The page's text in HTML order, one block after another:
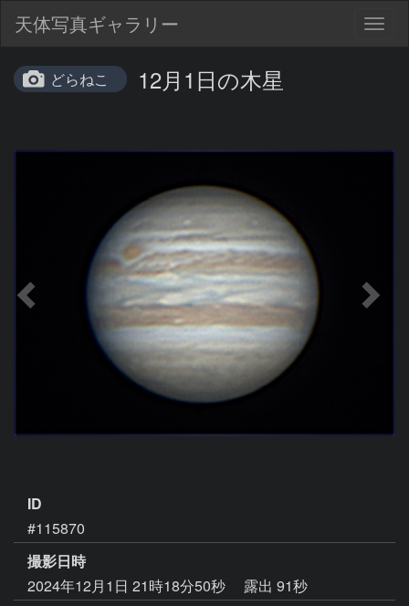
天体写真ギャラリー
どらねこ 12月1日の木星
ID
#115870
撮影日時
2024年12月1日 21時18分50秒
露出 91秒